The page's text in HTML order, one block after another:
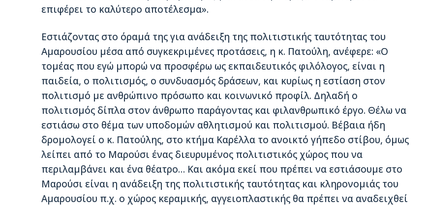
επιφέρει το καλύτερο αποτέλεσμα».
Εστιάζοντας στο όραμά της για ανάδειξη της πολιτιστικής ταυτότητας του
Αμαρουσίου μέσα από συγκεκριμένες προτάσεις, η κ. Πατούλη, ανέφερε: «Ο
τομέας που εγώ μπορώ να προσφέρω ως εκπαιδευτικός φιλόλογος, είναι η
παιδεία, ο πολιτισμός, ο συνδυασμός δράσεων, και κυρίως η εστίαση στον
πολιτισμό με ανθρώπινο πρόσωπο και κοινωνικό προφίλ. Δηλαδή ο
πολιτισμός δίπλα στον άνθρωπο παράγοντας και φιλανθρωπικό έργο. Θέλω να
εστιάσω στο θέμα των υποδομών αθλητισμού και πολιτισμού. Βέβαια ήδη
δρομολογεί ο κ. Πατούλης, στο κτήμα Καρέλλα το ανοικτό γήπεδο στίβου, όμως
λείπει από το Μαρούσι ένας διευρυμένος πολιτιστικός χώρος που να
περιλαμβάνει και ένα θέατρο… Και ακόμα εκεί που πρέπει να εστιάσουμε στο
Μαρούσι είναι η ανάδειξη της πολιτιστικής ταυτότητας και κληρονομιάς του
Αμαρουσίου π.χ. ο χώρος κεραμικής, αγγειοπλαστικής θα πρέπει να αναδειχθεί